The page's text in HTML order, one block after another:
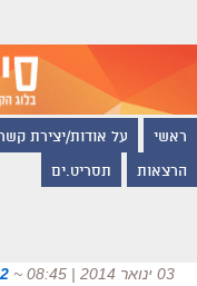
ראשי על אודות/יצירת
הרצאות תסריט.ים
03 ינואר 2014 | 08:45 ~
2 COMMENTS